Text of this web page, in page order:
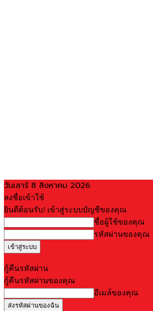
วันเสาร์ 8 สิงหาคม 2026
ลงชื่อเข้าใช้
ยินดีต้อนรับ! เข้าสู่ระบบบัญชีของคุณ
ชื่อผู้ใช้ของคุณ
รหัสผ่านของคุณ
กู้คืนรหัสผ่าน
กู้คืนรหัสผ่านของคุณ
อีเมล์ของคุณ